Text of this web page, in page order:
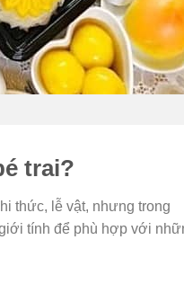
trai?
thức, lễ vật, nhưng trong
tính để phù hợp với